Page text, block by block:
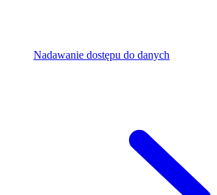
Nadawanie dostępu do danych